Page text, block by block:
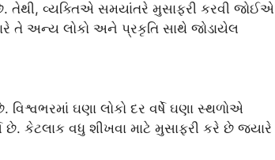
તેથી, વ્યક્તિએ સમયાંતરે મુસાફરી કરવી જોઈએ
તે અન્ય લોકો અને પ્રકૃતિ સાથે જોડાયેલ
ઘણા લોકો દર વર્ષે ઘણા સ્થળોએ
છે. કેટલાક વધુ શીખવા માટે મુસાફરી કરે છે જ્યારે